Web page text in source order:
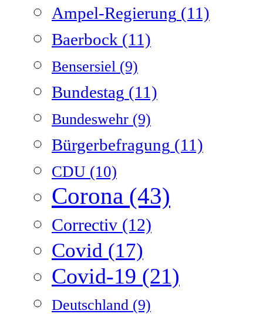
Ampel-Regierung (11)
Baerbock (11)
Bensersiel (9)
Bundestag (11)
Bundeswehr (9)
Bürgerbefragung (11)
CDU (10)
Corona (43)
Correctiv (12)
Covid (17)
Covid-19 (21)
Deutschland (9)